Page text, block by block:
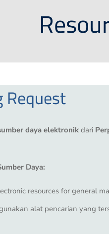
Request
daya elektronik dari
Daya:
resources for general
alat pencarian yang